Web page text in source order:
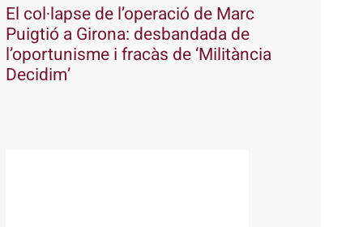
El col·lapse de l’operació de Marc
Puigtió a Girona: desbandada de
l’oportunisme i fracàs de ‘Militància
Decidim’